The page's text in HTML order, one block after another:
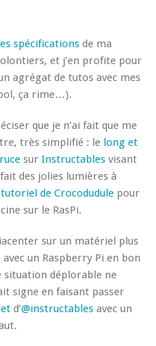
spécifications de ma
et j’en profite pour
agrégat de tutos avec mes
ça rime…).
que je n’ai fait que me
très simplifié : le long et
sur Instructables visant
des jolies lumières à
tutoriel de Crocodudule pour
sur le RasPi.
sur un matériel plus
un Raspberry Pi en bon
situation déplorable ne
signe en faisant passer
d’@instructables avec un